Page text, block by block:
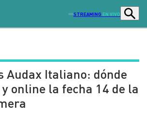
STREAMING EN VIVO
Programas
Actualidad
Audax Italiano: dónde
y online la fecha 14 de la